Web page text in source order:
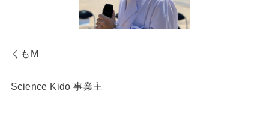
くもM
Science Kido 事業主